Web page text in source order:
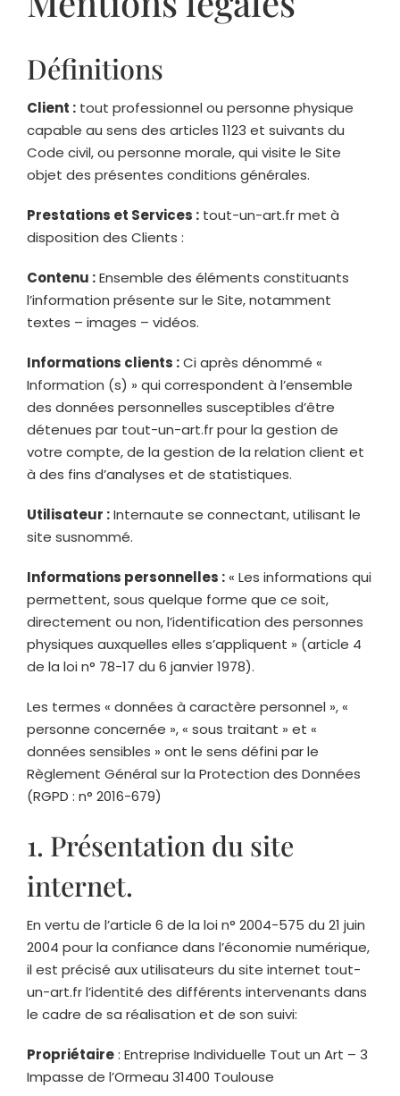
Définitions
Client : tout professionnel ou personne physique
capable au sens des articles 1123 et suivants du
Code civil, ou personne morale, qui visite le Site
objet des présentes conditions générales.
Prestations et Services : tout-un-art.frmet à
disposition des Clients :
Contenu :Ensemble des éléments constituants
l’information présente sur le Site, notamment
textes – images – vidéos.
Informations clients :Ci après dénommé «
Information (s) » qui correspondent à l’ensemble
des données personnelles susceptibles d’être
détenues par tout-un-art.frpour la gestion de
votre compte, de la gestion de la relation client et
à des fins d’analyses et de statistiques.
Utilisateur :Internaute se connectant, utilisant le
site susnommé.
Informations personnelles :« Les informations qui
permettent, sous quelque forme que ce soit,
directement ou non, l’identification des personnes
physiques auxquelles elles s’appliquent » (article 4
de la loi n° 78-17 du 6 janvier 1978).
Les termes « données à caractère personnel », «
personne concernée », « sous traitant » et «
données sensibles » ont le sens défini par le
Règlement Général sur la Protection des Données
(RGPD : n° 2016-679)
1. Présentation du site
internet.
En vertu de l’article 6 de la loi n° 2004-575 du 21 juin
2004 pour la confiance dans l’économie numérique,
il est précisé aux utilisateurs du site internet tout-
un-art.frl’identité des différents intervenants dans
le cadre de sa réalisation et de son suivi:
Propriétaire: Entreprise Individuelle Tout un Art – 3
Impasse de l’Ormeau 31400 Toulouse